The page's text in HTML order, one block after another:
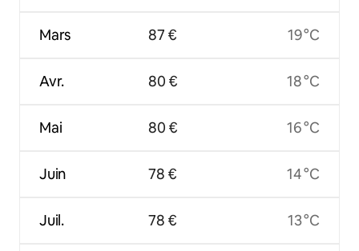
Mars
Avr.
Mai
Juin
Juil.
87 €
80 €
80 €
78 €
78 €
19 °C
18 °C
16 °C
14 °C
13 °C